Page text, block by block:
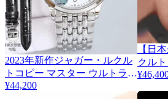
4
2023年新作ジャガー・ルクル
トコピー マスター ウルトラシ
ン シリーズJ1635-1
¥44,200
【日
クル
ム ム